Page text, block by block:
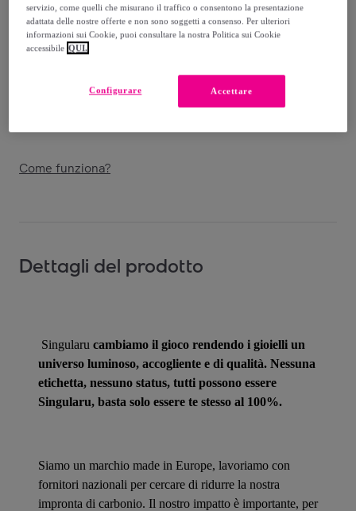
Consegna
Consegna da
Come funziona?
Dettagli del prodotto
Singularu cambiamo il gioco rendendo i gioielli un
universo luminoso, accogliente e di qualità. Nessuna
etichetta, nessuno status, tutti possono essere
Singularu, basta solo essere te stesso al 100%.
Siamo un marchio made in Europe, lavoriamo con
fornitori nazionali per cercare di ridurre la nostra
impronta di carbonio. Il nostro impatto è importante, per
servizio, come quelli che misurano il traffico o consentono la presentazione
adattata delle nostre offerte e non sono soggetti a consenso. Per ulteriori
informazioni sui Cookie, puoi consultare la nostra Politica sui Cookie
accessibile QUI.
Accettare
Configurare